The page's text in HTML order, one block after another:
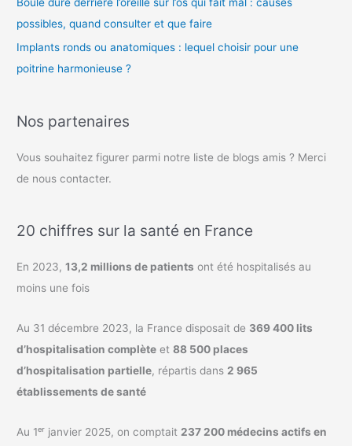
possibles, quand consulter et que faire
Implants ronds ou anatomiques : lequel choisir pour une
poitrine harmonieuse ?
Nos partenaires
Vous souhaitez figurer parmi notre liste de blogs amis ? Merci
de nous contacter.
20 chiffres sur la santé en France
En 2023,13,2 millions de patients ont été hospitalisés au
moins une fois
Au 31 décembre 2023, la France disposait de 369 400 lits
d’hospitalisation complète et88 500 places
d’hospitalisation partielle, répartis dans 2 965
établissements de santé
Au 1ᵉʳ janvier 2025, on comptait 237 200 médecins actifs en